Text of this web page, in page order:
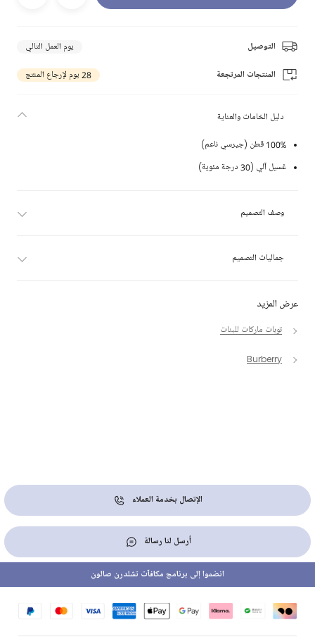
التوصيل يوم العمل التالي
المنتجات المرتجعة 28 يوم لإرجاع المنتج
عرض المزيد
توبات ماركات للبنات
Burberry
دليل الخامات والعناية
100% قطن (جيرسي ناعم)
غسيل آلي (30 درجة مئوية)
وصف التصميم
جماليات التصميم
الإتصال بخدمة العملاء
أرسل لنا رسالة
انضموا إلى برنامج مكافآت تشلدرن صالون